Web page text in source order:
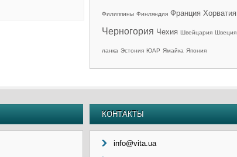
Филиппины Финляндия Франция Хорватия
Черногория Чехия Швейцария Швеция
ланка Эстония ЮАР Ямайка Япония
КОНТАКТЫ
info@vita.ua